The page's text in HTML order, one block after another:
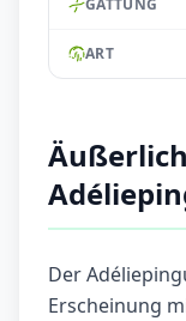
GATTUNG
ART
Der
Erscheinung